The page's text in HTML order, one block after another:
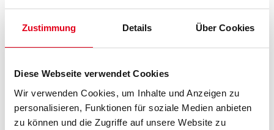
Zustimmung Details Über Cookies
Diese Webseite verwendet Cookies
Wir verwenden Cookies, um Inhalte und Anzeigen zu
personalisieren, Funktionen für soziale Medien anbieten
zu können und die Zugriffe auf unsere Website zu
Farbtonbezeichnung